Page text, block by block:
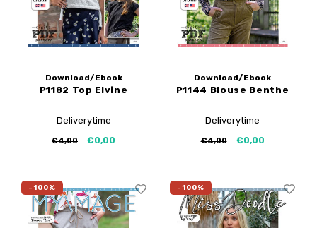
Download/Ebook
P1182 Top Elvine
Deliverytime
€4,00 €0,00
Download/Ebook
P1144 Blouse Benthe
Deliverytime
€4,00 €0,00
-100% -100%